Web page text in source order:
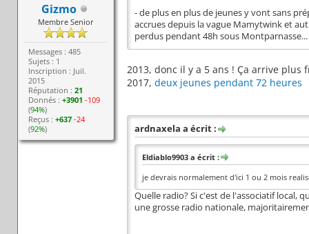
Gizmo
Membre Senior
Messages : 485
Sujets : 1
Inscription : Juil.
2015
Réputation :21
Donnés :+3901 -109
(94%)
Reçus :+637 -24
(92%)
- de plus en plus de jeunes y vont sans
accrues depuis la vague Mamytwink et
perdus pendant 48h sous Montparnasse...
2013, donc il y a 5 ans ! Ça arrive
2017, deux jeunes pendant 72 heures
ardnaxela a écrit :
Eldiablo9903 a écrit :
je devrais normalement d'ici 1 ou 2 mois
Quelle radio? Si c'est de l'associatif local,
une grosse radio nationale,